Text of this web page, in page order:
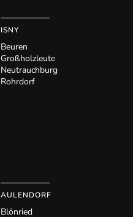
ISNY
Beuren
Großholzleute
Neutrauchburg
Rohrdorf
AULENDORF
Blönried